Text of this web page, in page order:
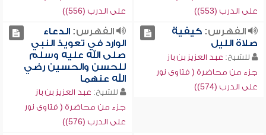
على الدرب (553))
على الدرب (556))
الفهرس:كيفية
صلاة الليل
للشيخ: عبد العزيز بن باز
جزء من محاضرة ( فتاوى نور
على الدرب (574))
الفهرس:الدعاء
الوارد في تعويذ النبي
صلى الله عليه وسلم
للحسن والحسين رضي
الله عنهما
للشيخ: عبد العزيز بن باز
جزء من محاضرة ( فتاوى نور
على الدرب (576))